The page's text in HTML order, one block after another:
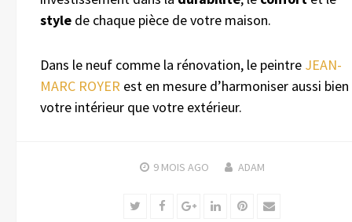
style de chaque pièce de votre maison.
Dans le neuf comme la rénovation, le peintre JEAN-
MARC ROYER est en mesure d’harmoniser aussi bien
votre intérieur que votre extérieur.
9 MOIS AGO ADAM
TwitterFacebookGoogle+LinkedInPinterest
Email